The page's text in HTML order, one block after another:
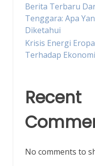
Berita Terbaru
Tenggara: Apa
Diketahui
Krisis Energi
Terhadap
Recent
No comments to